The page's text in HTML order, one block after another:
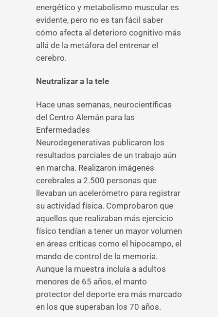
energético y metabolismo muscular es
evidente, pero no es tan fácil saber
cómo afecta al deterioro cognitivo más
allá de la metáfora del entrenar el
cerebro.
Neutralizar a la tele
Hace unas semanas, neurocientíficas
del Centro Alemán para las
Enfermedades
Neurodegenerativas publicaron los
resultados parciales de un trabajo aún
en marcha. Realizaron imágenes
cerebrales a 2.500 personas que
llevaban un acelerómetro para registrar
su actividad física. Comprobaron que
aquellos que realizaban más ejercicio
físico tendían a tener un mayor volumen
en áreas críticas como el hipocampo, el
mando de control de la memoria.
Aunque la muestra incluía a adultos
menores de 65 años, el manto
protector del deporte era más marcado
en los que superaban los 70 años.